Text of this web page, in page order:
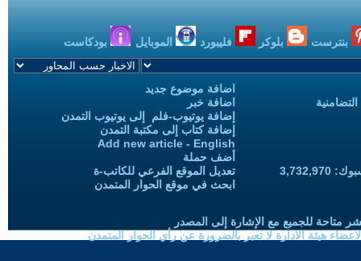
بنترست بلوكر فليبورد الموبايل بودكاست
اضافة موضوع جديد
اضافة خبر
إضافة يوتيوب-فلم إلى يوتيوب التمدن
إضافة كتاب إلى مكتبة التمدن
Add new article - English
أضف حملة
تعديل الموقع الفرعي للكاتب-ة
ابحث في موقع الحوار المتمدن
متاحة للجميع مع الإشارة إلى المصدر
هيئة الادارة لا تعبر بالضرورة عن رأي الحوار المتمدن